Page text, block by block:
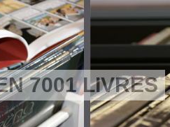
7001 LIVRES